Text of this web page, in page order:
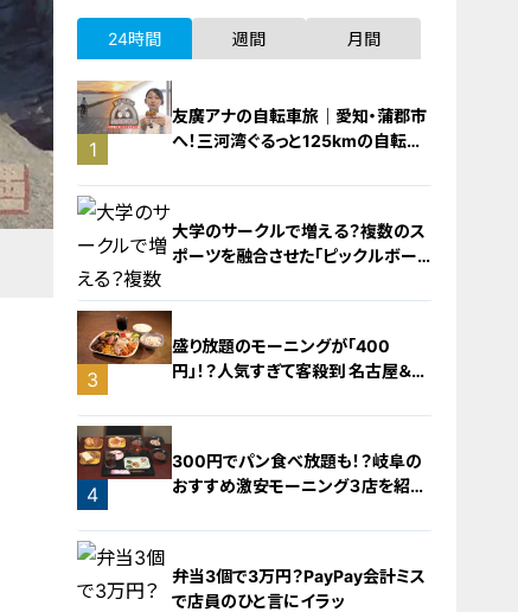
24時間 週間 月間
1
友廣アナの自転車旅｜愛知・蒲郡市
へ！三河湾ぐるっと125kmの自転車
2
大学のサークルで増える？複数のス
ポーツを融合させた「ピックルボー
3
盛り放題のモーニングが「400
円」！？人気すぎて客殺到 名古屋＆岐
4
300円でパン食べ放題も！？岐阜の
おすすめ激安モーニング３店を紹
弁当3個で3万円？PayPay会計ミス
で店員のひと言にイラッ